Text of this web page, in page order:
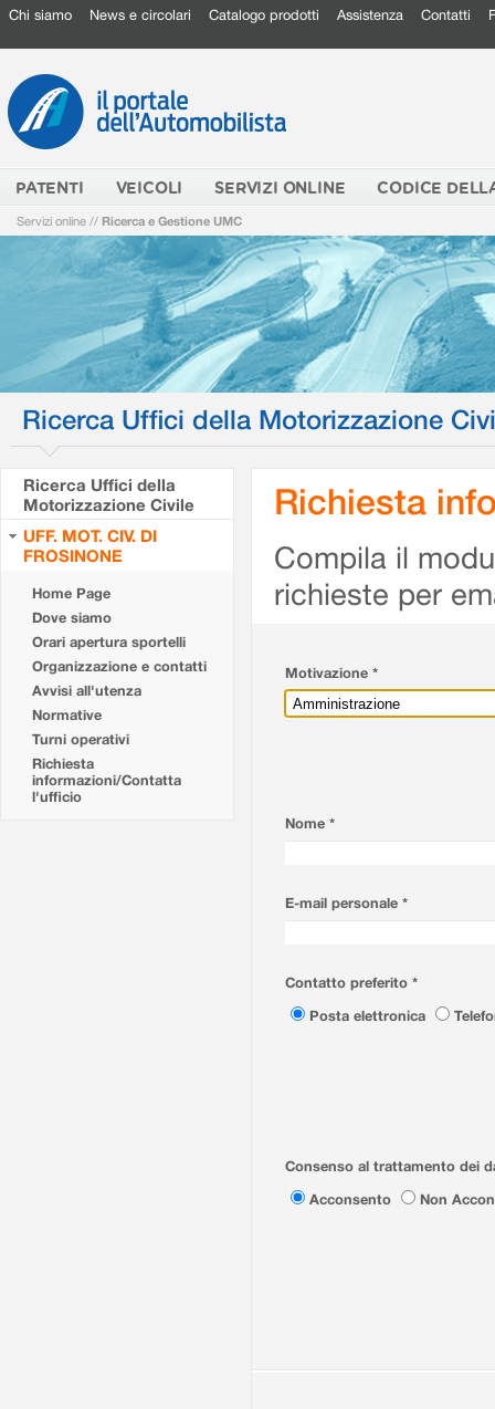
Chi siamo News e circolari Catalogo prodotti Assistenza Contatti
PATENTI VEICOLI SERVIZI ONLINE CODICE
Servizi online // Ricerca e Gestione UMC
Ricerca Uffici della Motorizzazione
Ricerca Uffici della
Motorizzazione Civile
UFF. MOT. CIV. DI
FROSINONE
Home Page
Dove siamo
Orari apertura sportelli
Organizzazione e contatti
Avvisi all'utenza
Normative
Turni operativi
Richiesta
informazioni/Contatta
l'ufficio
Richiesta
Compila il
richieste per
Motivazione *
Nome *
E-mail personale *
Contatto preferito *
Posta elettronica
Consenso al trattamento dei
Acconsento
Non